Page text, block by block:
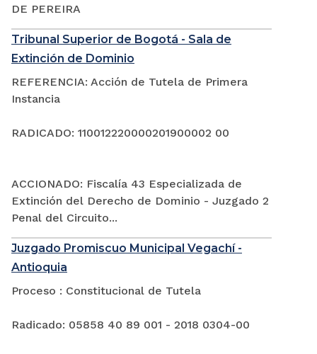
DE PEREIRA
Tribunal Superior de Bogotá - Sala de
Extinción de Dominio
REFERENCIA: Acción de Tutela de Primera
Instancia
RADICADO: 110012220000201900002 00
ACCIONADO: Fiscalía 43 Especializada de
Extinción del Derecho de Dominio - Juzgado 2
Penal del Circuito...
Juzgado Promiscuo Municipal Vegachí -
Antioquia
Proceso : Constitucional de Tutela
Radicado: 05858 40 89 001 - 2018 0304-00